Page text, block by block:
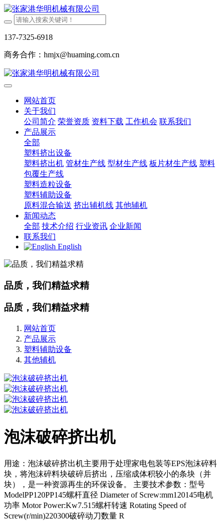
137-7325-6918
商务合作：hmjx@huaming.com.cn
网站首页
关于我们
公司简介 荣誉资质 资料下载 工作机会 联系我们
产品展示
全部
塑料挤出设备
塑料挤出机 管材生产线 型材生产线 板片材生产线 塑料
包覆生产线
塑料造粒设备
塑料辅助设备
原料混合输送 挤出辅机线 其他辅机
新闻动态
全部 技术介绍 行业资讯 企业新闻
联系我们
English
品质，我们精益求精
品质，我们精益求精
网站首页
产品展示
塑料辅助设备
其他辅机
泡沫破碎挤出机
用途：泡沫破碎挤出机主要用于处理家电包装等EPS泡沫碎料
块，将泡沫碎料块破碎后挤出，压缩成体积较小的条块（并
块），是一种资源再生的环保设备。 主要技术参数：型号
ModelPP120PP145螺杆直径 Diameter of Screw:mm120145电机
功率 Motor Power:Kw7.515螺杆转速 Rotating Speed of
Screw(r/min)220300破碎动刀数量 R